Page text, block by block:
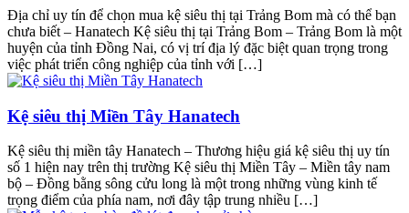
Địa chỉ uy tín để chọn mua kệ siêu thị tại Trảng Bom mà có thể bạn
chưa biết – Hanatech Kệ siêu thị tại Trảng Bom – Trảng Bom là một
huyện của tỉnh Đồng Nai, có vị trí địa lý đặc biệt quan trọng trong
việc phát triển công nghiệp của tỉnh với […]
Kệ siêu thị Miền Tây Hanatech
Kệ siêu thị miền tây Hanatech – Thương hiệu giá kệ siêu thị uy tín
số 1 hiện nay trên thị trường Kệ siêu thị Miền Tây – Miền tây nam
bộ – Đồng bằng sông cửu long là một trong những vùng kinh tế
trọng điểm của phía nam, nơi đây tập trung nhiều […]